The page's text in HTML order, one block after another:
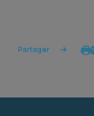
Partager